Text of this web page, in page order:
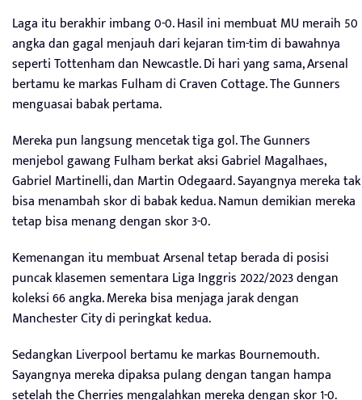
Laga itu berakhir imbang 0-0. Hasil ini membuat MU meraih 50
angka dan gagal menjauh dari kejaran tim-tim di bawahnya
seperti Tottenham dan Newcastle. Di hari yang sama, Arsenal
bertamu ke markas Fulham di Craven Cottage. The Gunners
menguasai babak pertama.
Mereka pun langsung mencetak tiga gol. The Gunners
menjebol gawang Fulham berkat aksi Gabriel Magalhaes,
Gabriel Martinelli, dan Martin Odegaard. Sayangnya mereka tak
bisa menambah skor di babak kedua. Namun demikian mereka
tetap bisa menang dengan skor 3-0.
Kemenangan itu membuat Arsenal tetap berada di posisi
puncak klasemen sementara Liga Inggris 2022/2023 dengan
koleksi 66 angka. Mereka bisa menjaga jarak dengan
Manchester City di peringkat kedua.
Sedangkan Liverpool bertamu ke markas Bournemouth.
Sayangnya mereka dipaksa pulang dengan tangan hampa